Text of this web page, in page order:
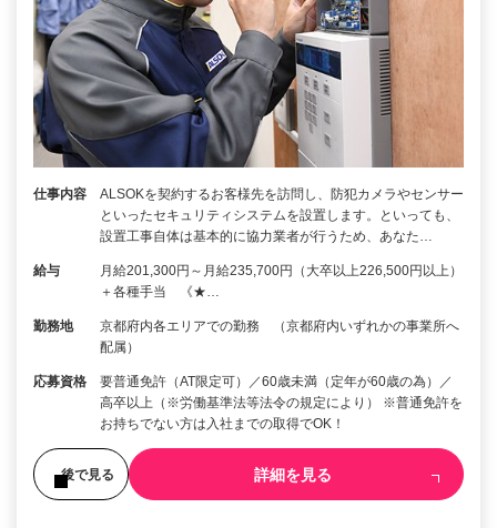
仕事内容
ALSOKを契約するお客様先を訪問し、防犯カメラやセンサー
といったセキュリティシステムを設置します。といっても、
設置工事自体は基本的に協力業者が行うため、あなた…
給与
月給201,300円～月給235,700円（大卒以上226,500円以上）
＋各種手当 《★…
勤務地
京都府内各エリアでの勤務 （京都府内いずれかの事業所へ
配属）
応募資格
要普通免許（AT限定可）／60歳未満（定年が60歳の為）／
高卒以上（※労働基準法等法令の規定により） ※普通免許を
お持ちでない方は入社までの取得でOK！
後で見る 詳細を見る